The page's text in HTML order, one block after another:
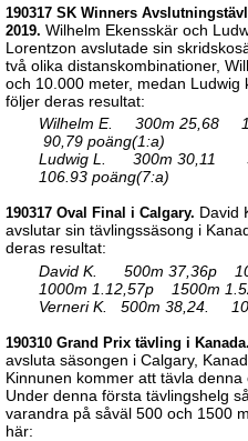
190317 SK Winners
2019. Wilhelm Ekensskär och
Lorentzon avslutade sin
två olika distanskombinationer,
och 10.000 meter, medan
följer deras resultat:
Wilhelm E. 300m 25,68
90,79 poäng(1:a)
Ludwig L. 300m 30,11
106.93 poäng(7:a)
190317 Oval Final i Calgary. David
avslutar sin tävlingssäsong i
deras resultat:
David K. 500m 37,36p
1000m 1.12,57p 1500m
Verneri K. 500m 38,24.
190310 Grand Prix tävling i Kanada.
avsluta säsongen i Calgary,
Kinnunen kommer att tävla denna
Under denna första tävlingshelg
varandra på såväl 500 och 1500
här: